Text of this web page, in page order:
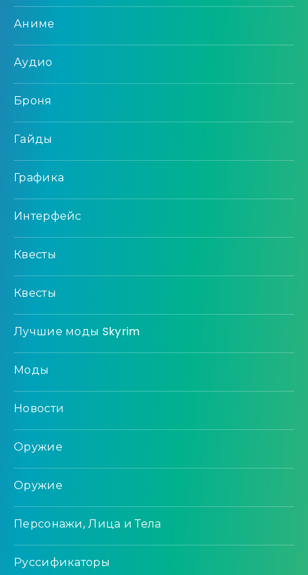
Аниме
Аудио
Броня
Гайды
Графика
Интерфейс
Квесты
Квесты
Лучшие моды Skyrim
Моды
Новости
Оружие
Оружие
Персонажи, Лица и Тела
Руссификаторы